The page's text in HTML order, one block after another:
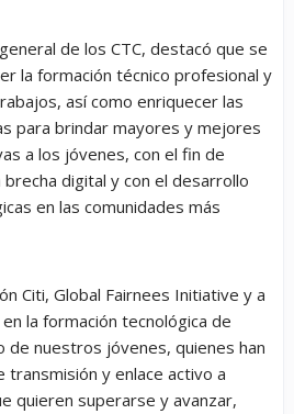
de los CTC, destacó que se
la formación técnico profesional y
así como enriquecer las
para brindar mayores y mejores
a los jóvenes, con el fin de
digital y con el desarrollo
en las comunidades más
Citi, Global Fairnees Initiative y a
la formación tecnológica de
de nuestros jóvenes, quienes han
y enlace activo a
quieren superarse y avanzar,